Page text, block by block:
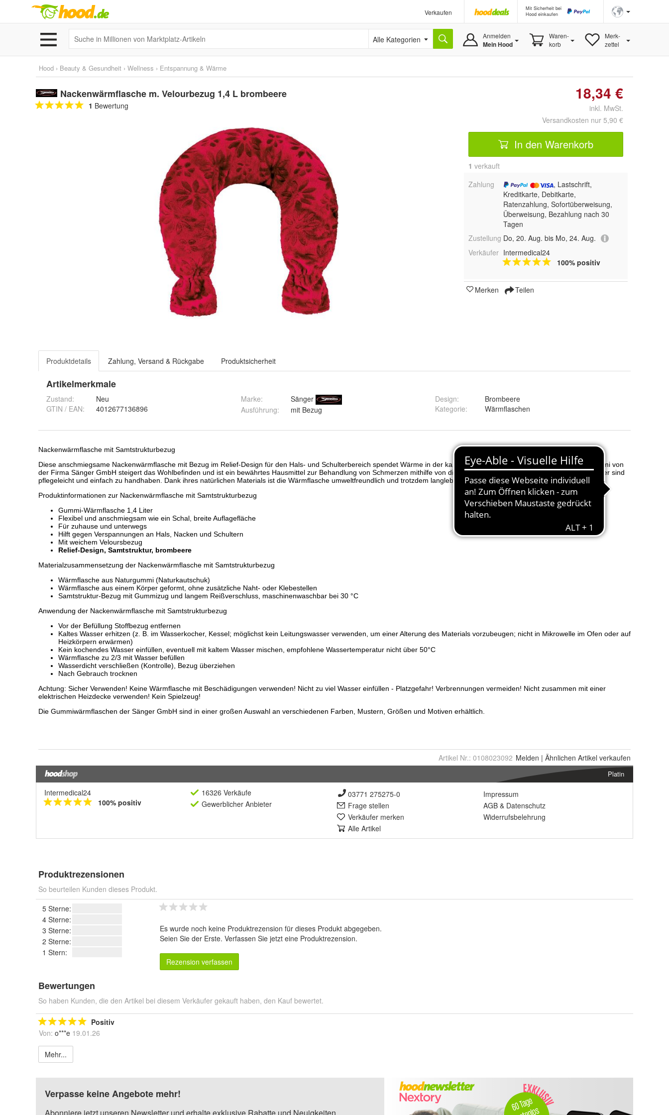
Verkaufen
Mit Sicherheit bei
Hood einkaufen
Alle Kategorien Anmelden
Mein Hood
Waren-
korb
Merk-
zettel
Hood › Beauty & Gesundheit › Wellness › Entspannung & Wärme
Nackenwärmflasche m. Velourbezug 1,4 L brombeere
1 Bewertung
18,34 €
inkl. MwSt.
Versandkosten nur 5,90 €
In den Warenkorb
1 verkauft
Zahlung
, Lastschrift,
Kreditkarte, Debitkarte,
Ratenzahlung, Sofortüberweisung,
Überweisung, Bezahlung nach 30
Tagen
Zustellung Do, 20. Aug. bis Mo, 24. Aug.
Verkäufer Intermedical24
100% positiv
Merken Teilen
Produktdetails Zahlung, Versand & Rückgabe Produktsicherheit
Artikelmerkmale
Zustand:
Neu
GTIN / EAN:
4012677136896
Marke:
Sänger
Ausführung: mit Bezug
Design:
Brombeere
Kategorie: Wärmflaschen
Artikel Nr.: 0108023092 Melden | Ähnlichen Artikel verkaufen
Platin
Intermedical24
100% positiv
16326 Verkäufe
Gewerblicher Anbieter
03771 275275-0
Frage stellen
Verkäufer merken
Alle Artikel
Impressum
AGB & Datenschutz
Widerrufsbelehrung
Produktrezensionen
So beurteilen Kunden dieses Produkt.
5 Sterne:
4 Sterne:
3 Sterne:
2 Sterne:
1 Stern:
Es wurde noch keine Produktrezension für dieses Produkt abgegeben.
Seien Sie der Erste. Verfassen Sie jetzt eine Produktrezension.
Rezension verfassen
Bewertungen
So haben Kunden, die den Artikel bei diesem Verkäufer gekauft haben, den Kauf bewertet.
Positiv
Von: o***e 19.01.26
Mehr...
Verpasse keine Angebote mehr!
Abonniere jetzt unseren Newsletter und erhalte exklusive Rabatte und Neuigkeiten.